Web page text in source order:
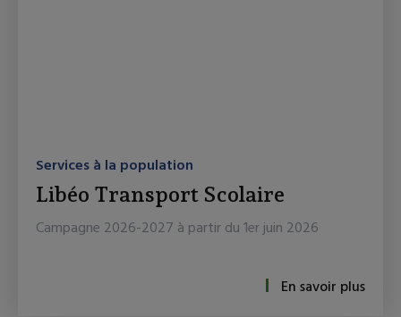
Services à la population
Libéo Transport Scolaire
Campagne 2026-2027 à partir du 1er juin 2026
En savoir plus